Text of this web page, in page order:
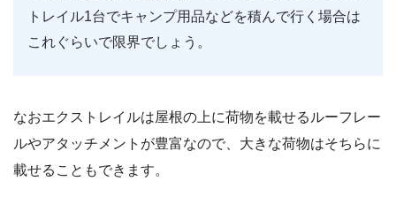
トレイル1台でキャンプ用品などを積んで行く場合は
これぐらいで限界でしょう。
なおエクストレイルは屋根の上に荷物を載せるルーフレー
ルやアタッチメントが豊富なので、大きな荷物はそちらに
載せることもできます。